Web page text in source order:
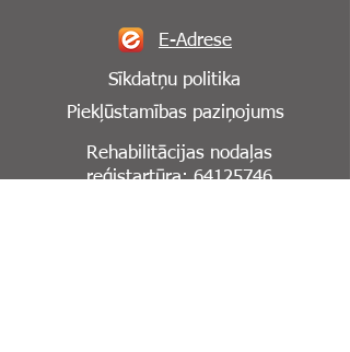
E-Adrese
Sīkdatņu politika
Piekļūstamības paziņojums
Rehabilitācijas nodaļas
reģistartūra:64125746